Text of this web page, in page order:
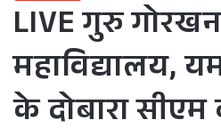
LIVE गुरु
महाविद्यालय,
के दोबारा